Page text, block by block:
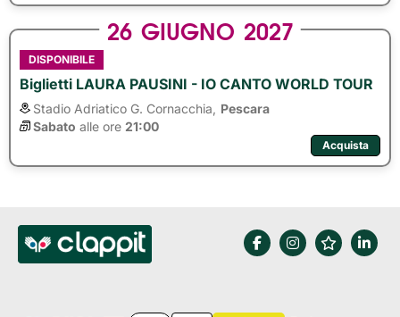
26 GIUGNO 2027
DISPONIBILE
Biglietti LAURA PAUSINI - IO CANTO WORLD TOUR
Stadio Adriatico G. Cornacchia,
Pescara
Sabato alle ore 21:00
Acquista